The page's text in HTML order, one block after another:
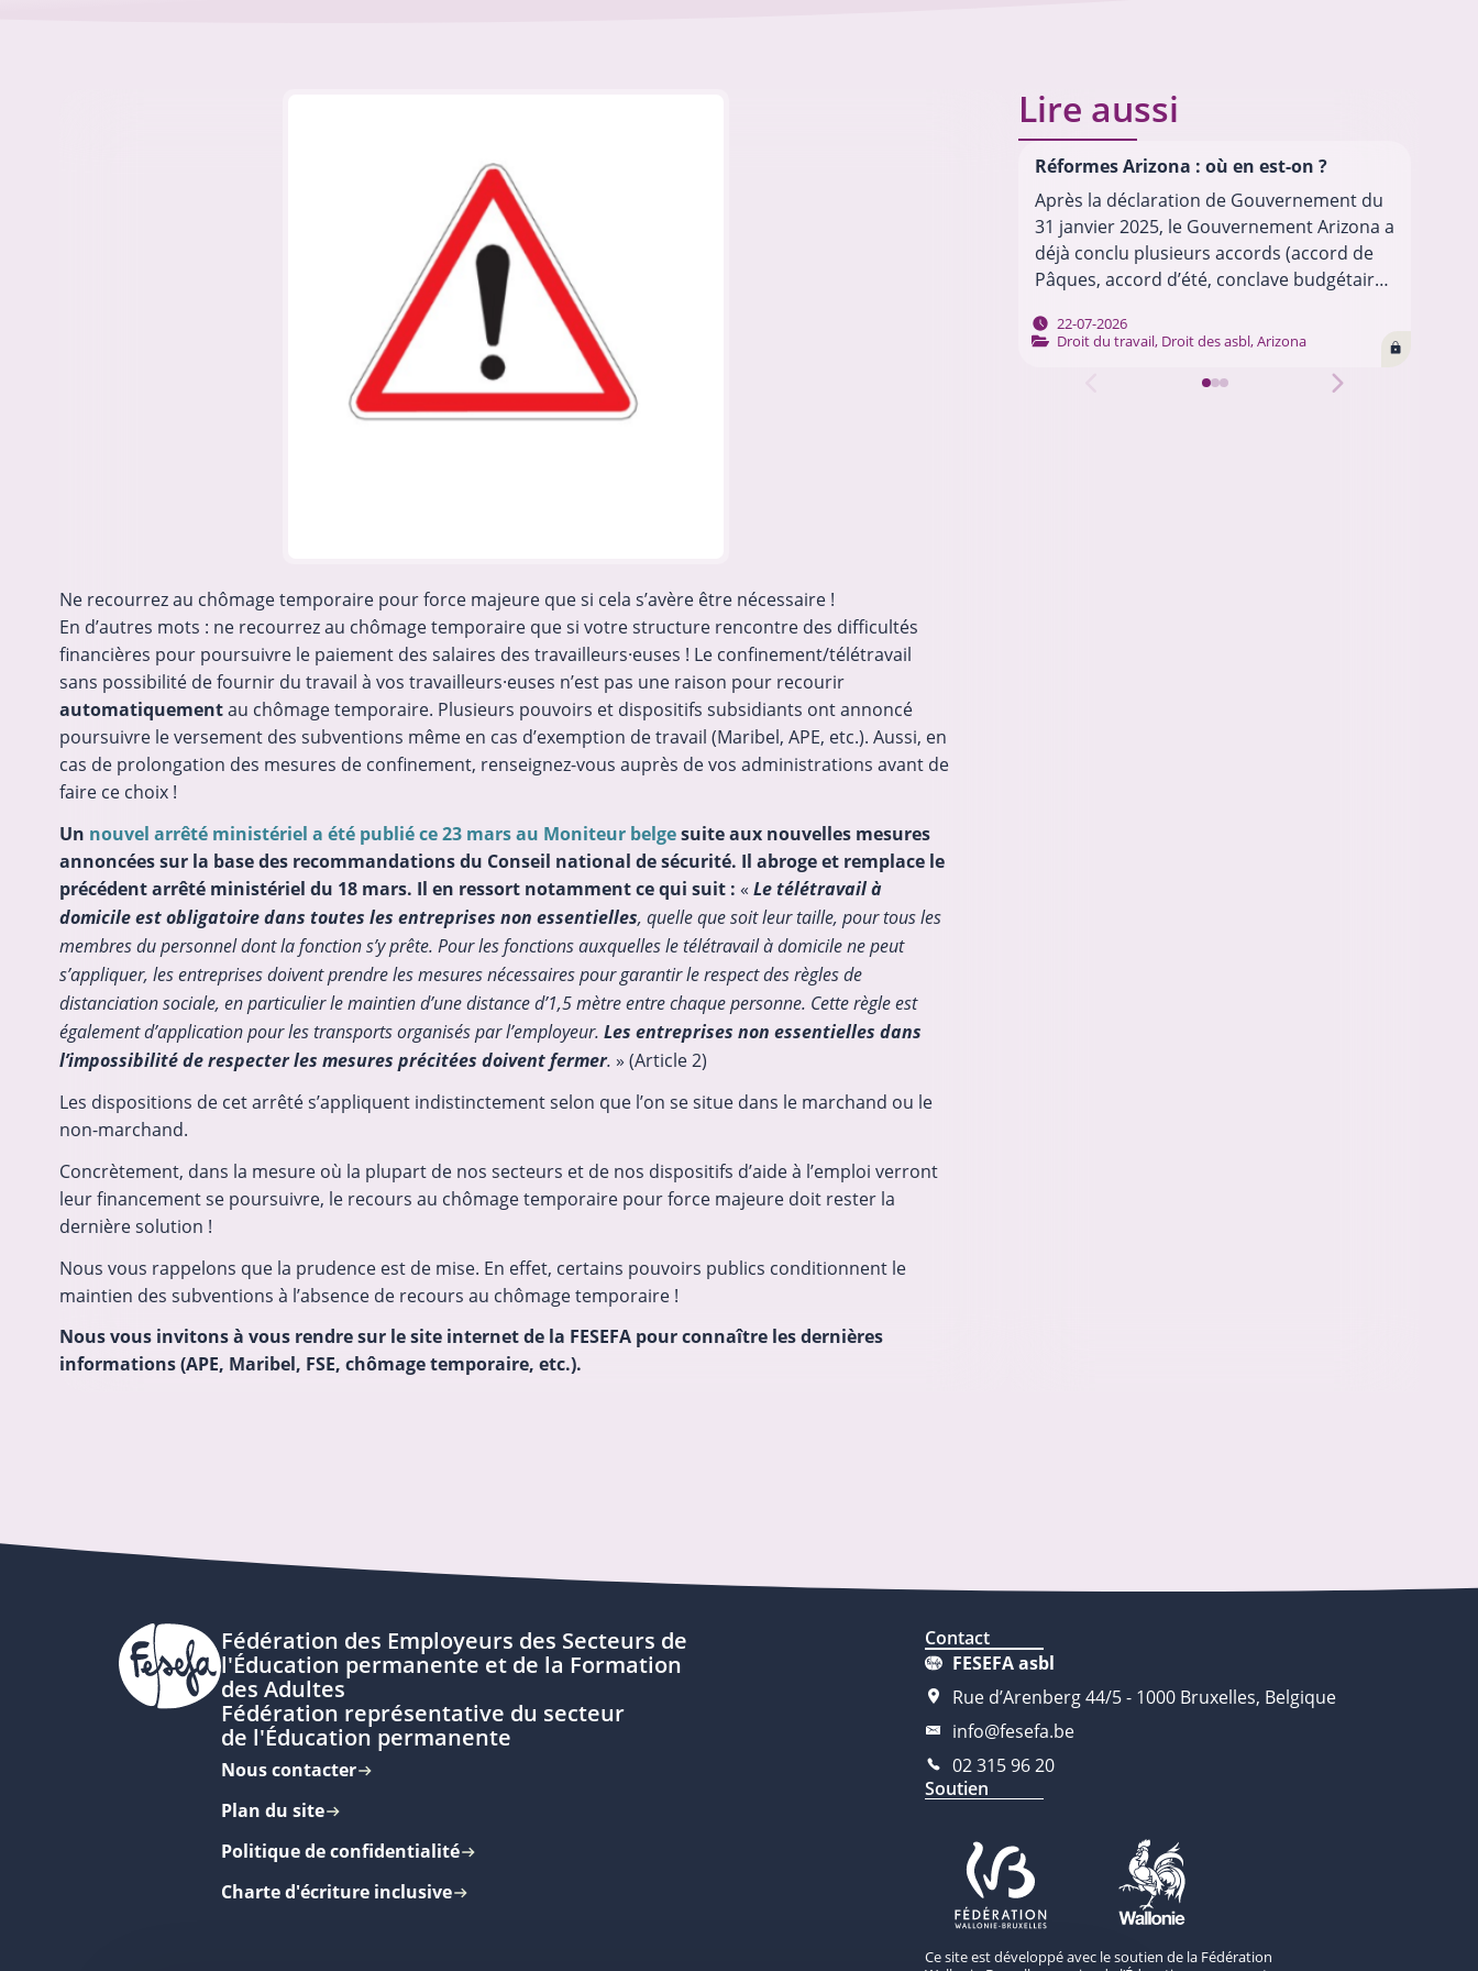
Ne recourrez au chômage temporaire pour force majeure que si cela s’avère être nécessaire !
En d’autres mots : ne recourrez au chômage temporaire que si votre structure rencontre des difficultés
financières pour poursuivre le paiement des salaires des travailleurs·euses ! Le confinement/télétravail
sans possibilité de fournir du travail à vos travailleurs·euses n’est pas une raison pour recourir
automatiquementau chômage temporaire. Plusieurs pouvoirs et dispositifs subsidiants ont annoncé
poursuivre le versement des subventions même en cas d’exemption de travail (Maribel, APE, etc.). Aussi, en
cas de prolongation des mesures de confinement, renseignez-vous auprès de vos administrations avant de
faire ce choix !
Un nouvel arrêté ministériel a été publié ce 23 mars au Moniteur belgesuite aux nouvelles mesures
annoncées sur la base des recommandations du Conseil national de sécurité. Il abroge et remplace le
précédent arrêté ministériel du 18 mars. Il en ressort notamment ce qui suit : « Le télétravail à
domicile est obligatoire dans toutes les entreprises non essentielles, quelle que soit leur taille, pour tous les
membres du personnel dont la fonction s’y prête. Pour les fonctions auxquelles le télétravail à domicile ne peut
s’appliquer, les entreprises doivent prendre les mesures nécessaires pour garantir le respect des règles de
distanciation sociale, en particulier le maintien d’une distance d’1,5 mètre entre chaque personne. Cette règle est
également d’application pour les transports organisés par l’employeur. Les entreprises non essentielles dans
l’impossibilité de respecter les mesures précitées doivent fermer. » (Article 2)
Les dispositions de cet arrêté s’appliquent indistinctement selon que l’on se situe dans le marchand ou le
non-marchand.
Concrètement, dans la mesure où la plupart de nos secteurs et de nos dispositifs d’aide à l’emploi verront
leur financement se poursuivre, le recours au chômage temporaire pour force majeure doit rester la
dernière solution !
Nous vous rappelons que la prudence est de mise. En effet, certains pouvoirs publics conditionnent le
maintien des subventions à l’absence de recours au chômage temporaire !
Nous vous invitons à vous rendre sur le site internet de la FESEFA pour connaître les dernières
informations (APE, Maribel, FSE, chômage temporaire, etc.).
Lire aussi
La publicité des actes de l’asbl peut
Depuis le 23 juin 2026, les asbl peuvent
déposer en ligne (via la plateforme Just Act)
certains actes modifiant l’identité ou la
gouvernance de l’asbl (changement dans
les mandats ou déménagement du siège
social, modifications…
Droit des asbl
mais jusqu’à quand ?…
Réformes Arizona : où en est-on ?
Après la déclaration de Gouvernement du
31 janvier 2025, le Gouvernement Arizona a
déjà conclu plusieurs accords (accord de
Pâques, accord d’été, conclave budgétaire
programme. Chacun de ces…
22-07-2026
Droit du travail, Droit des asbl,Arizona
Fédération des Employeurs des Secteurs de
l'Éducation permanente et de la Formation
des Adultes
Fédération représentative du secteur
de l'Éducation permanente
Nous contacter
Plan du site
Politique de confidentialité
Charte d'écriture inclusive
Contact
FESEFA asbl
Rue d’Arenberg 44/5 - 1000 Bruxelles, Belgique
info@fesefa.be
02 315 96 20
Soutien
Ce site est développé avec le soutien de la Fédération